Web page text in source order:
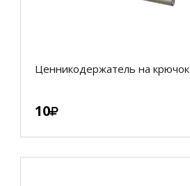
Ценникодержатель на
10